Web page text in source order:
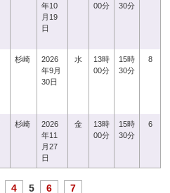
年10
月19
日
00分
30分
杉崎
2026
年9月
30日
水
13時
00分
15時
30分
8
杉崎
2026
年11
月27
日
金
13時
00分
15時
30分
6
4 5 6 7